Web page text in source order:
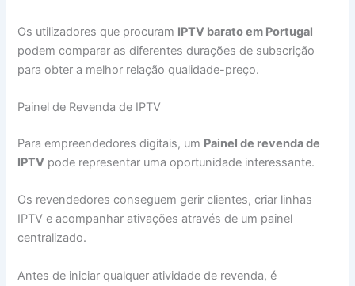
Os utilizadores que procuram IPTV barato em Portugal
podem comparar as diferentes durações de subscrição
para obter a melhor relação qualidade-preço.
Painel de Revenda de IPTV
Para empreendedores digitais, um Painel de revenda de
IPTV pode representar uma oportunidade interessante.
Os revendedores conseguem gerir clientes, criar linhas
IPTV e acompanhar ativações através de um painel
centralizado.
Antes de iniciar qualquer atividade de revenda, é